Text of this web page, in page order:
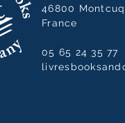
46800
France
05 65 24 35 77